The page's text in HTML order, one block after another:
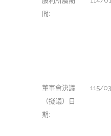
間:
董事會決議
（擬議）日
期:
115/